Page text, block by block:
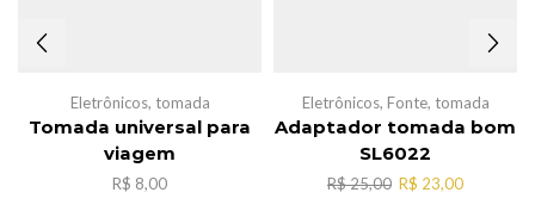
Eletrônicos, tomada
Tomada universal para
viagem
R$ 8,00
Eletrônicos, Fonte, tomada
Adaptador tomada bom
SL6022
R$25,00 O
R$ 23,00O